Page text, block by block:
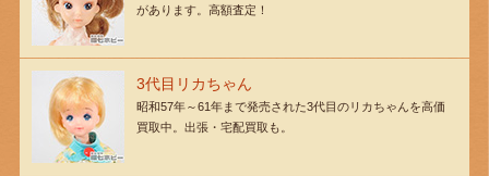
があります。高額査定！
3代目リカちゃん
昭和57年～61年まで発売された3代目のリカちゃんを高価
買取中。出張・宅配買取も。